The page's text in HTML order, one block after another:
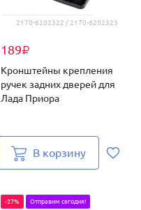
2170-6202322 / 2170-6202323
189₽
Кронштейны крепления
ручек задних дверей для
Лада Приора
В корзину
-27% Отправим сегодня!